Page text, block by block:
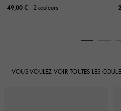
49,00 €
2 couleurs
VOUS VOULEZ VOIR TOUTES LES